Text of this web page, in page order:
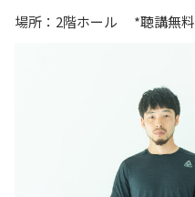
場所：2階ホール *聴講無料